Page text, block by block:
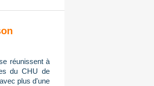
réunissent à
du CHU de
plus d'une